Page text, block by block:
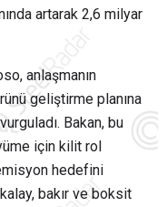
artarak 2,6 milyar
anlaşmanın
geliştirme planına
Bakan, bu
için kilit rol
hedefini
bakır ve boksit